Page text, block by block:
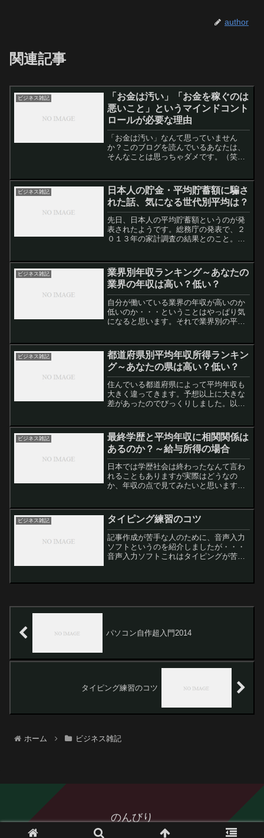
author
関連記事
ビジネス雑記
「お金は汚い」「お金を稼ぐのは
悪いこと」というマインドコント
ロールが必要な理由
「お金は汚い」なんて思っていません
か？このブログを読んでいるあなたは、
そんなことは思っちゃダメです。（笑た
が汚いというより、お金を欲しがること
が汚い、そういう考え方でし...
ビジネス雑記
日本人の貯金・平均貯蓄額に騙さ
れた話、気になる世代別平均は？
先日、日本人の平均貯蓄額というのが発
表されたようです。総務庁の発表で、２
０１３年の家計調査の結果とのこと。た
りの平均です。さて、その結果です
が・・・驚くかもしれません。...
ビジネス雑記
業界別年収ランキング～あなたの
業界の年収は高い？低い？
自分が働いている業界の年収が高いのか
低いのか・・・ということはやっぱり気
になると思います。それで業界別の平均
る「独占企業」が圧倒的一位その結果で
すが、やっぱりというかな...
ビジネス雑記
都道府県別平均年収所得ランキン
グ～あなたの県は高い？低い？
住んでいる都道府県によって平均年収も
大きく違ってきます。予想以上に大きな
差があったのでびっくりしました。以下
データ元は例によって厚生労働省です。
2012年のデータですね...
ビジネス雑記
最終学歴と平均年収に相関関係は
あるのか？～給与所得の場合
日本では学歴社会は終わったなんて言わ
れることもありますが実際はどうなの
か、年収の点で見てみたいと思います。
大学院卒の場合、１年間の給与の平均は
６３５万円となっています。...
ビジネス雑記 タイピング練習のコツ
記事作成が苦手な人のために、音声入力
ソフトというのを紹介しましたが・・・
音声入力ソフトこれはタイピングが苦手
いるわけにはいきません。タイピングも
パソコン自作超入門2014
タイピング練習のコツ
ホーム ビジネス雑記
のんびり
© 2014 のんびり.